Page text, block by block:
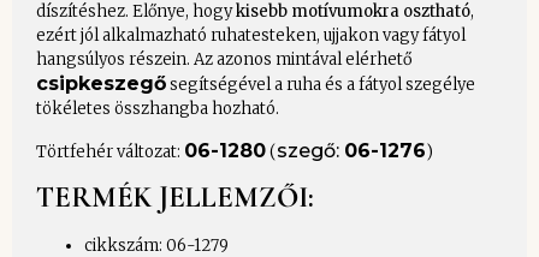
díszítéshez. Előnye, hogykisebb motívumokra osztható,
ezért jól alkalmazható ruhatesteken, ujjakon vagy fátyol
hangsúlyos részein. Az azonos mintával elérhető
csipkeszegősegítségével a ruha és a fátyol szegélye
tökéletes összhangba hozható.
Törtfehér változat: 06-1280(szegő: 06-1276)
TERMÉK JELLEMZŐI:
cikkszám: 06-1279